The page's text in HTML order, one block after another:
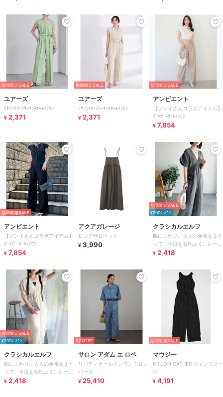
期間限定SALE
ユアーズ
ﾘﾈﾝﾗｲｸﾍﾝﾘｰﾈｯｸｵｰﾙｲﾝﾜﾝ
¥ 2,371
期間限定SALE
ユアーズ
ﾘﾈﾝﾗｲｸﾍﾝﾘｰﾈｯｸｵｰﾙｲﾝﾜﾝ
¥ 2,371
期間限定SALE
アンビエント
【ソンイさんコラボアイテム】
ｷﾞｬｻﾞｰｵｰﾙｲﾝﾜﾝ
¥ 7,854
期間限定SALE
アンビエント
【ソンイさんコラボアイテム】
ｷﾞｬｻﾞｰｵｰﾙｲﾝﾜﾝ
¥ 7,854
アクアガレージ
ロングサロペット
¥ 3,990
期間限定SALE
¥200ｸｰﾎﾟﾝ
クラシカルエルフ
肌にふわり。大人の余裕をまと
って、今日を心地よく。レース
アップバックリボンオールイン
¥ 2,418
期間限定SALE
¥200ｸｰﾎﾟﾝ
クラシカルエルフ
肌にふわり。大人の余裕をまと
って、今日を心地よく。レース
アップバックリボンオールイン
¥ 2,418
30%OFF
サロン アダム エ ロペ
リバティオールインワン / ロン
パース
¥ 25,410
期間限定SALE
マウジー
NYLON GATHER ジャンプスー
ツ
¥ 4,191